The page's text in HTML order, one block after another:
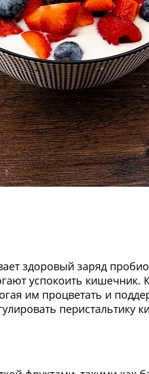
здоровый заряд
успокоить кишечник.
им процветать и
перистальтику